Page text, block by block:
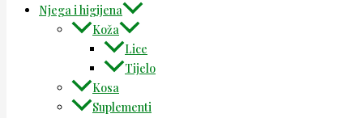
Njega i higijena
Koža
Lice
Tijelo
Kosa
Suplementi